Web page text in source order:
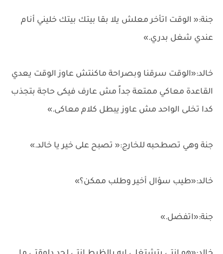
جنة:« الوقت اتأخر معلش يلا بقا بيتك بيتك خليني أنام
عندي شغل بدري.»
خالد:«الوقت سرقنا وبصراحة ماكنتش عاوز الوقت يعدي
القاعدة معاكي ممتعة جداً مش عارف فيكى حاجة بتجذب
كدا تخلى الواحد مش عاوز يبطل كلام معاكى.»
جنة وهي تصطحبه للخارج:« تصبح على خير يا خالد.»
خالد:«طيب سؤال أخير وطلب ممكن؟»
جنة:«اتفضل.»